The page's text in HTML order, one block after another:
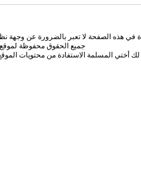
في هذه الصفحة لا تعبر بالضرورة عن وجهة
جميع الحقوق محفوظة
أختي المسلمة الاستفادة من محتويات